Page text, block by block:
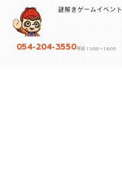
謎解きゲームイベント
054-204-3550 平日 13:00〜18:00